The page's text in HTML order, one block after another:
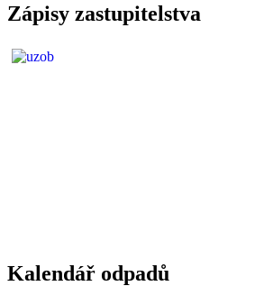
Zápisy zastupitelstva
Kalendář odpadů